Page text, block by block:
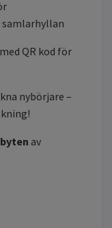
samlarhyllan
QR kod för
nybörjare –
av